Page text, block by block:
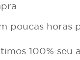
poucas horas
100% seu